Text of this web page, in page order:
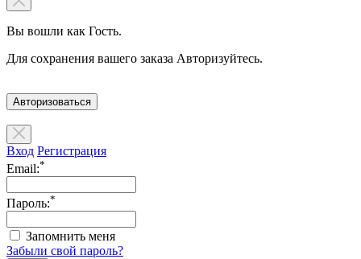
Вы вошли как Гость.
Для сохранения вашего заказа Авторизуйтесь.
Авторизоваться
Вход Регистрация
Email:*
Пароль:*
Запомнить меня
Забыли свой пароль?